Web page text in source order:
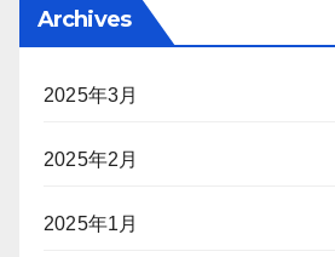
Archives
2025年3月
2025年2月
2025年1月